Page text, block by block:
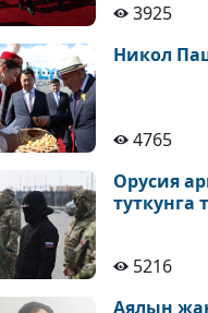
3925
Никол
4765
Орусия
5216
Аялын